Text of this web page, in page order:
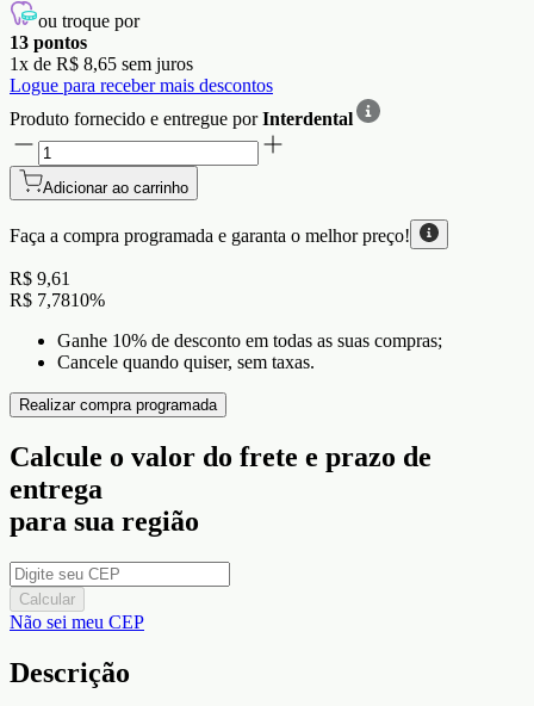
ou troque por
13 pontos
1x de R$ 8,65 sem juros
Logue para receber mais descontos
Produto fornecido e entregue porInterdental
Adicionar ao carrinho
Faça a compra programada e garanta o melhor preço!
R$ 9,61
R$ 7,7810%
Ganhe 10% de desconto em todas as suas compras;
Cancele quando quiser, sem taxas.
Realizar compra programada
Calcule o valor do frete e prazo de
entrega
para sua região
Calcular
Não sei meu CEP
Descrição